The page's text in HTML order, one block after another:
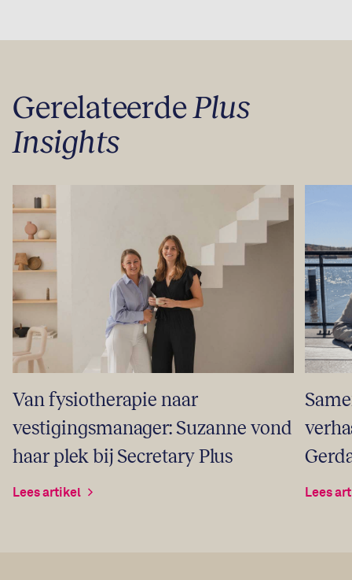
Gerelateerde Plus
Insights
Van fysiotherapie naar
vestigingsmanager: Suzanne vond
haar plek bij Secretary Plus
Lees artikel Lees